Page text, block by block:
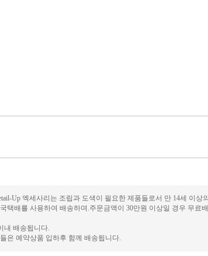
Up 엑세사리는 조립과 도색이 필요한 제품들로서 만 14세 이상
택배를 사용하여 배송하며.주문금액이 30만원 이상일 경우 무료
내 배송됩니다.
은 예약상품 입하후 함께 배송됩니다.